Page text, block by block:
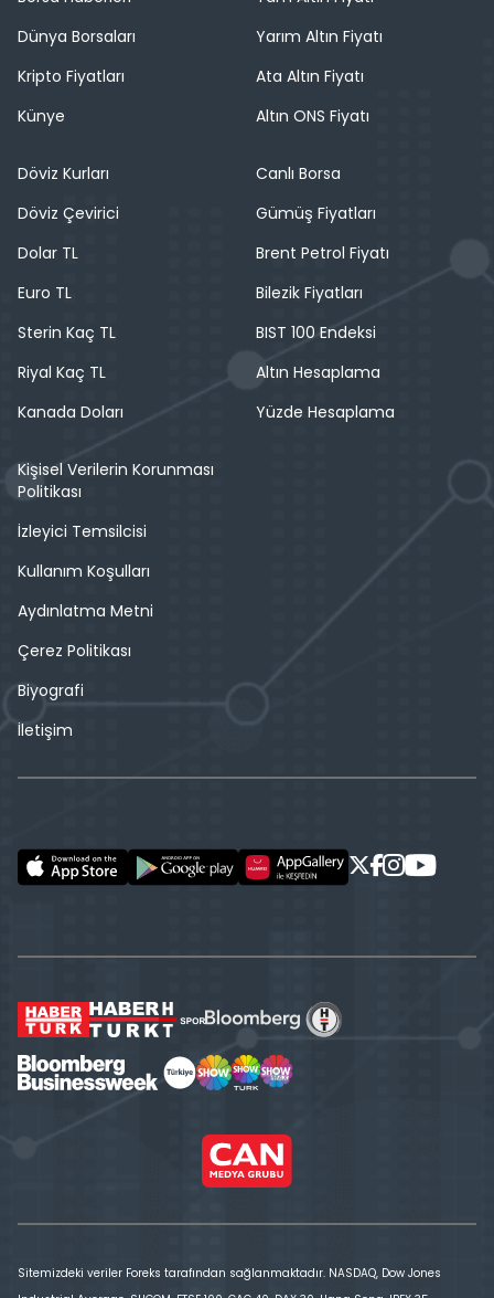
Dünya Borsaları
Kripto Fiyatları
Künye
Yarım Altın Fiyatı
Ata Altın Fiyatı
Altın ONS Fiyatı
Döviz Kurları
Döviz Çevirici
Dolar TL
Euro TL
Sterin Kaç TL
Riyal Kaç TL
Kanada Doları
Canlı Borsa
Gümüş Fiyatları
Brent Petrol Fiyatı
Bilezik Fiyatları
BIST 100 Endeksi
Altın Hesaplama
Yüzde Hesaplama
Kişisel Verilerin Korunması
Politikası
İzleyici Temsilcisi
Kullanım Koşulları
Aydınlatma Metni
Çerez Politikası
Biyografi
İletişim
Sitemizdeki veriler Foreks tarafından sağlanmaktadır. NASDAQ, Dow Jones